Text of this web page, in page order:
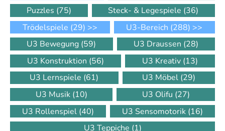
Puzzles (75) Steck- & Legespiele (36)
Trödelspiele (29) >> U3-Bereich (288) >>
U3 Bewegung (59) U3 Draussen (28)
U3 Konstruktion (56) U3 Kreativ (13)
U3 Lernspiele (61) U3 Möbel (29)
U3 Musik (10) U3 Olifu (27)
U3 Rollenspiel (40) U3 Sensomotorik (16)
U3 Teppiche (1)